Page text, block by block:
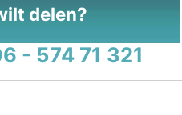
delen?
- 574 71 321